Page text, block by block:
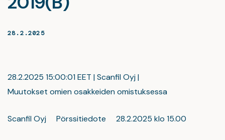
28.2.2025
28.2.2025 15:00:01 EET | Scanfil Oyj |
Muutokset omien osakkeiden omistuksessa
Scanfil Oyj Pörssitiedote 28.2.2025 klo 15.00